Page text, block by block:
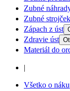
Zubné
Zubné
Zápach z úst
Zdravie úst
Materiál do
|
Všetko o